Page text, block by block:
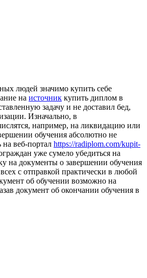
людей значимо купить себе
на источник купить диплом в
задачу и не доставил бед,
Изначально, в
например, на ликвидацию или
обучения абсолютно не
на веб-портал https://radiplom.com/kupit-
уже сумело убедиться на
на документы о завершении обучения
с отправкой практически в любой
об обучении возможно на
документ об окончании обучения в